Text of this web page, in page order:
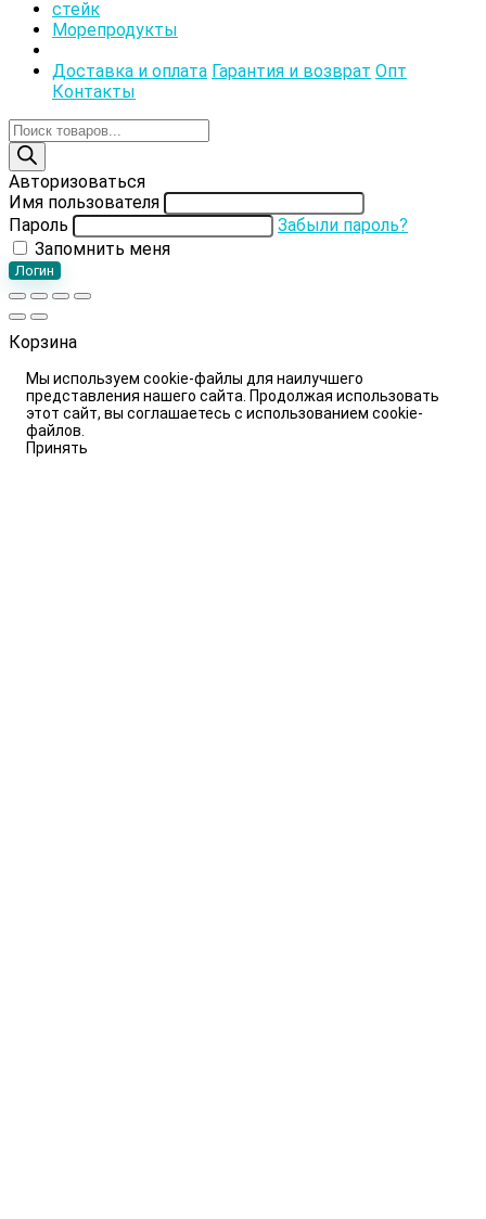
стейк
Морепродукты
Доставка и оплата Гарантия и возврат Опт
Контакты
Поиск
товаров
Авторизоваться
Имя пользователя
Пароль
Забыли пароль?
Запомнить меня
Логин
Корзина
Мы используем cookie-файлы для наилучшего
представления нашего сайта. Продолжая использовать
этот сайт, вы соглашаетесь с использованием cookie-
файлов.
Принять